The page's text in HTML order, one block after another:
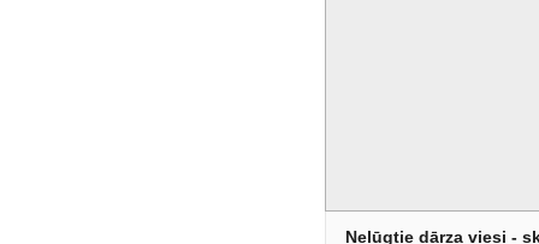
Nelūgtie dārza viesi -